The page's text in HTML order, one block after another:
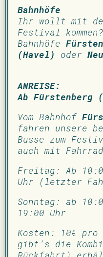
Bahnhöfe
Ihr wollt mit dem
Festival
Bahnhöfe
(Havel)
oder
ANREISE:
Ab Fürstenberg
Vom Bahnhof
fahren unsere
Busse zum
auch mit
Freitag: Ab
Uhr (letzter
Sonntag: ab
19:00 Uhr
Kosten: 10€
gibt’s die